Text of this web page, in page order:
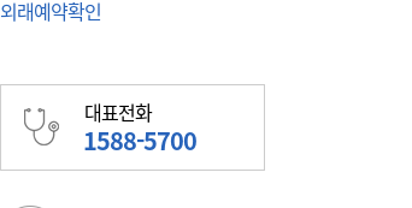
외래예약확인
대표전화
1588-5700